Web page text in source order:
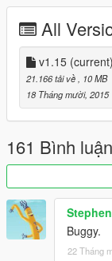
DONATORS for
- rappo
- Rhys Hovell
- patovg9
- Alexander
THANKS VERY
All
v1.15 (current)
21.166 tải về
, 10 MB
18 Tháng mười, 2015
161 Bình luận
Stephen
Buggy.
22 Tháng